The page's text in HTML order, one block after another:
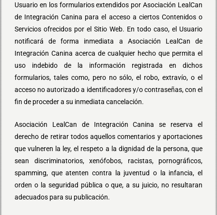
Usuario en los formularios extendidos por Asociación LealCan
de Integración Canina para el acceso a ciertos Contenidos o
Servicios ofrecidos por el Sitio Web. En todo caso, el Usuario
notificará de forma inmediata a Asociación LealCan de
Integración Canina acerca de cualquier hecho que permita el
uso indebido de la información registrada en dichos
formularios, tales como, pero no sólo, el robo, extravío, o el
acceso no autorizado a identificadores y/o contraseñas, con el
fin de proceder a su inmediata cancelación.
Asociación LealCan de Integración Canina se reserva el
derecho de retirar todos aquellos comentarios y aportaciones
que vulneren la ley, el respeto a la dignidad de la persona, que
sean discriminatorios, xenófobos, racistas, pornográficos,
spamming, que atenten contra la juventud o la infancia, el
orden o la seguridad pública o que, a su juicio, no resultaran
adecuados para su publicación.